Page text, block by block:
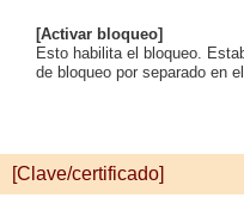
[Activar bloqueo]
Esto habilita el bloqueo.
de bloqueo por separado en
[Clave/certificado]